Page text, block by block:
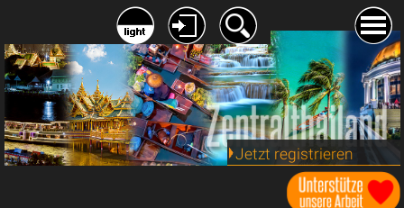
Jetzt registrieren